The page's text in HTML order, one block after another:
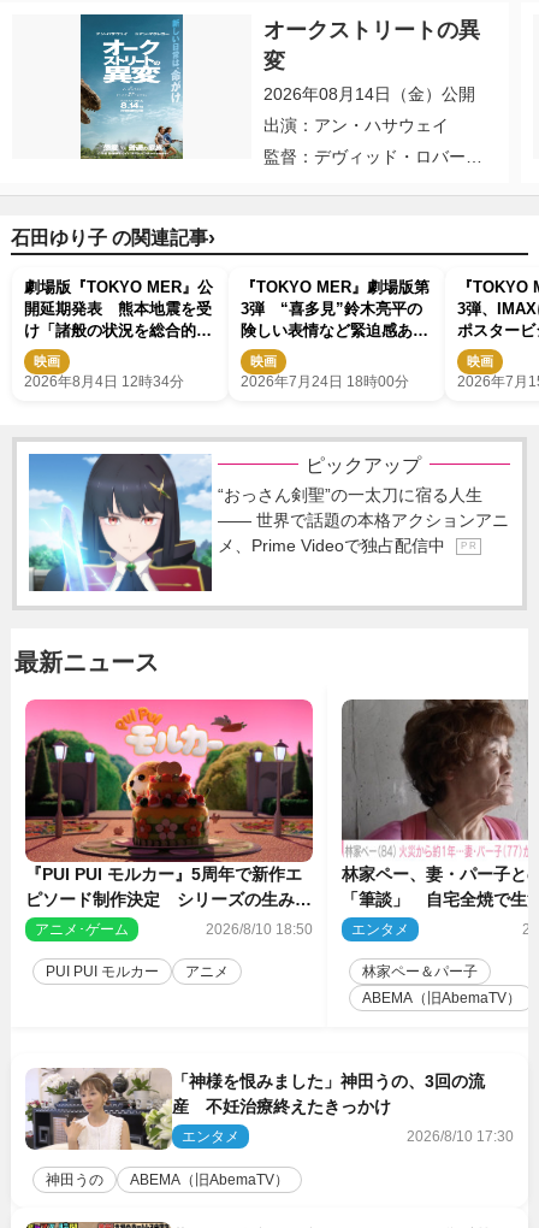
オークストリートの異
変
2026年08月14日（金）公開
出演：アン・ハサウェイ
監督：デヴィッド・ロバー
石田ゆり子 の関連記事›
劇場版『TOKYO MER』公
開延期発表 熊本地震を受
け「諸般の状況を総合的に
勘案し」
映画
2026年8月4日 12時34分
『TOKYO MER』劇場版第
3弾 “喜多見”鈴木亮平の
険しい表情など緊迫感あふ
れる場面写真公開
映画
2026年7月24日 18時00分
『TOKYO
3弾、
ポスター
映画
2026年7月
ピックアップ
“おっさん剣聖”の一太刀に宿る人生
―― 世界で話題の本格アクションアニ
メ、Prime Videoで独占配信中
P R
最新ニュース
『PUI PUI モルカー』5周年で新作エ
ピソード制作決定 シリーズの生みの
親・見里朝希監督が復帰
アニメ･ゲーム 2026/8/10 18:50
PUI PUI モルカー アニメ
林家ペー、妻・パー子と
「筆談」 自宅全焼で生
エンタメ
林家ペー＆パー子
ABEMA（旧AbemaTV）
「神様を恨みました」神田うの、3回の流
産 不妊治療終えたきっかけ
エンタメ 2026/8/10 17:30
神田うの ABEMA（旧AbemaTV）